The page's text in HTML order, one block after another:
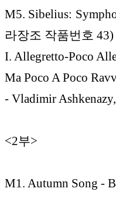
M5. Sibelius:
라장조 작품번호 43)
I. Allegretto-Poco
Ma Poco A Poco
- Vladimir
<2부>
M1. Autumn Song -